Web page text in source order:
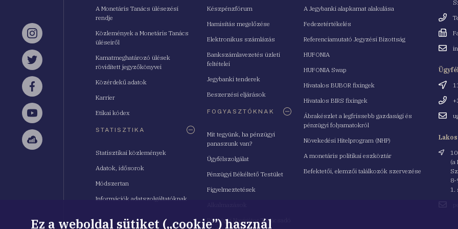
Instagram
Twitter
Facebook
YouTube
Sellsy
A Monetáris Tanács ülésezési
rendje
Közlemények a Monetáris Tanács
üléseiről
Kamatmeghatározó ülések
rövidített jegyzőkönyvei
Közérdekű adatok
Karrier
Etikai kódex
STATISZTIKA
Statisztikai közlemények
Adatok, idősorok
Módszertan
Információk adatszolgáltatóknak
Készpénzfórum
Hamisítás megelőzése
Elektronikus számlázás
Bankszámlavezetés üzleti
feltételei
Jegybanki tenderek
Beszerzési eljárások
FOGYASZTÓKNAK
Mit tegyünk, ha pénzügyi
panaszunk van?
Ügyfélszolgálat
Pénzügyi Békéltető Testület
Figyelmeztetések
Pénzügyi Navigátor Tanácsadó
A Jegybanki alapkamat alakulása
Fedezetértékelés
Referenciamutató Jegyzési Bizottság
HUFONIA
HUFONIA Swap
Hivatalos BUBOR fixingek
Hivatalos BIRS fixingek
Ábrakészlet a legfrissebb gazdasági és
pénzügyi folyamatokról
Növekedési Hitelprogram (NHP)
A monetáris politikai eszköztár
Befektetői, elemzői találkozók szervezése
Fax
Email
Cím
Email
Cím
(a
8-
1.
Ez a weboldal sütiket („cookie”) használ